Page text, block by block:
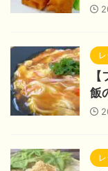
飯